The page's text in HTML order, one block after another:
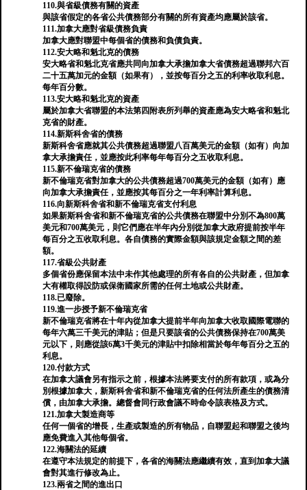
110.與省級債務有關的資產
與該省假定的各省公共債務部分有關的所有資產均應屬於該省。
111.加拿大應對省級債務負責
加拿大應對聯盟中每個省的債務和負債負責。
112.安大略和魁北克的債務
安大略省和魁北克省應共同向加拿大承擔加拿大省債務超過聯邦六百
二十五萬加元的金額（如果有），並按每百分之五的利率收取利息。
每年百分數。
113.安大略和魁北克的資產
屬於加拿大省聯盟的本法第四附表所列舉的資產應為安大略省和魁北
克省的財產。
114.新斯科舍省的債務
新斯科舍省應就其公共債務超過聯盟八百萬美元的金額（如有）向加
拿大承擔責任，並應按此利率每年每百分之五收取利息。
115.新不倫瑞克省的債務
新不倫瑞克省對加拿大的公共債務超過700萬美元的金額（如有）應
向加拿大承擔責任，並應按其每百分之一年利率計算利息。
116.向新斯科舍省和新不倫瑞克省支付利息
如果新斯科舍省和新不倫瑞克省的公共債務在聯盟中分別不為800萬
美元和700萬美元，則它們應在半年內分別從加拿大政府提前按半年
每百分之五收取利息。各自債務的實際金額與該規定金額之間的差
額。
117.省級公共財產
多個省份應保留本法中未作其他處理的所有各自的公共財產，但加拿
大有權取得設防或保衛國家所需的任何土地或公共財產。
118.已廢除。
119.進一步授予新不倫瑞克省
新不倫瑞克省將在十年內從加拿大提前半年向加拿大收取國際電聯的
每年六萬三千美元的津貼；但是只要該省的公共債務保持在700萬美
元以下，則應從該6萬3千美元的津貼中扣除相當於每年每百分之五的
利息。
120.付款方式
在加拿大議會另有指示之前，根據本法將要支付的所有款項，或為分
別根據加拿大，新斯科舍省和新不倫瑞克省的任何法所產生的債務清
償，由加拿大承擔。總督會同行政會議不時命令該表格及方式。
121.加拿大製造商等
任何一個省的增長，生產或製造的所有物品，自聯盟起和聯盟之後均
應免費進入其他每個省。
122.海關法的延續
在遵守本法規定的前提下，各省的海關法應繼續有效，直到加拿大議
會對其進行修改為止。
123.兩省之間的進出口